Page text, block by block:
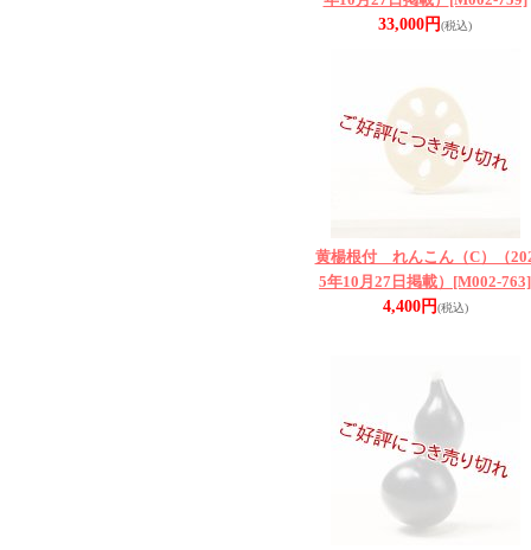
33,000円(税込)
黄楊根付 れんこん（C）（
5年10月27日掲載） [M002-763]
4,400円(税込)